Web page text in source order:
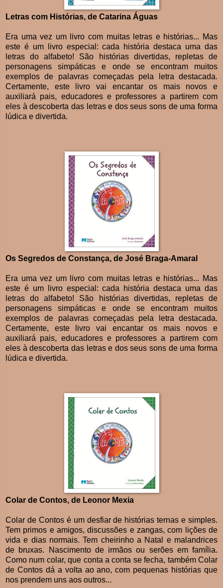
Letras com Histórias, de Catarina Águas
Era uma vez um livro com muitas letras e histórias... Mas
este é um livro especial: cada história destaca uma das
letras do alfabeto! São histórias divertidas, repletas de
personagens simpáticas e onde se encontram muitos
exemplos de palavras começadas pela letra destacada.
Certamente, este livro vai encantar os mais novos e
auxiliará pais, educadores e professores a partirem com
eles à descoberta das letras e dos seus sons de uma forma
lúdica e divertida.
Os Segredos de Constança, de José Braga-Amaral
Era uma vez um livro com muitas letras e histórias... Mas
este é um livro especial: cada história destaca uma das
letras do alfabeto! São histórias divertidas, repletas de
personagens simpáticas e onde se encontram muitos
exemplos de palavras começadas pela letra destacada.
Certamente, este livro vai encantar os mais novos e
auxiliará pais, educadores e professores a partirem com
eles à descoberta das letras e dos seus sons de uma forma
lúdica e divertida.
Colar de Contos, de Leonor Mexia
Colar de Contos é um desfiar de histórias ternas e simples.
Tem primos e amigos, discussões e zangas, com lições de
vida e dias normais. Tem cheirinho a Natal e malandrices
de bruxas. Nascimento de irmãos ou serões em família.
Como num colar, que conta a conta se fecha, também Colar
de Contos dá a volta ao ano, com pequenas histórias que
nos prendem uns aos outros...